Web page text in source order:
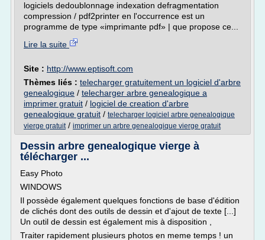
logiciels dedoublonnage indexation defragmentation
compression / pdf2printer en l'occurrence est un
programme de type «imprimante pdf» | que propose ce...
Lire la suite
Site : http://www.eptisoft.com
Thèmes liés : telecharger gratuitement un logiciel d'arbre
genealogique / telecharger arbre genealogique a
imprimer gratuit / logiciel de creation d'arbre
genealogique gratuit / telecharger logiciel arbre genealogique
vierge gratuit/ imprimer un arbre genealogique vierge gratuit
Dessin arbre genealogique vierge à
télécharger ...
Easy Photo
WINDOWS
Il possède également quelques fonctions de base d'édition
de clichés dont des outils de dessin et d'ajout de texte [...]
Un outil de dessin est également mis à disposition ,
Traiter rapidement plusieurs photos en meme temps ! un